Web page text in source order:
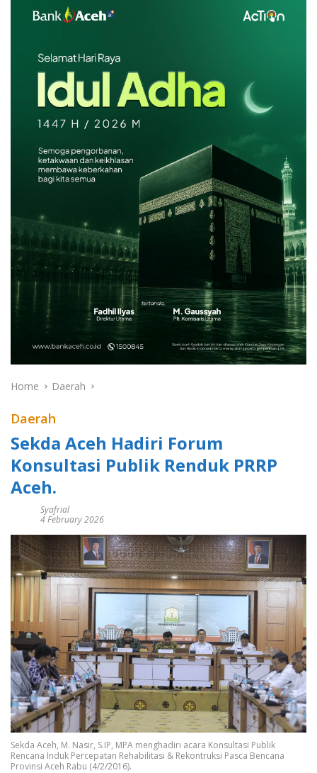
Home Daerah
Daerah
Sekda Aceh Hadiri Forum
Konsultasi Publik Renduk PRRP
Aceh.
Syafrial
4 February 2026
Sekda Aceh, M. Nasir, S.IP, MPA menghadiri acara Konsultasi Publik
Rencana Induk Percepatan Rehabilitasi & Rekontruksi Pasca Bencana
Provinsi Aceh Rabu (4/2/2016).